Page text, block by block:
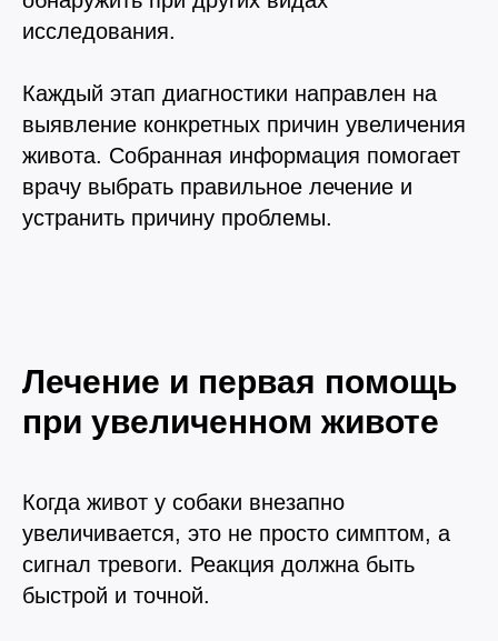
исследования.
Каждый этап диагностики направлен на
выявление конкретных причин увеличения
живота. Собранная информация помогает
врачу выбрать правильное лечение и
устранить причину проблемы.
Лечение и первая помощь
при увеличенном животе
Когда живот у собаки внезапно
увеличивается, это не просто симптом, а
сигнал тревоги. Реакция должна быть
быстрой и точной.